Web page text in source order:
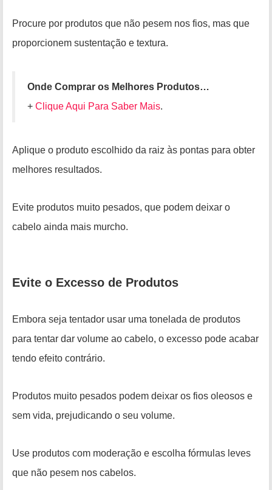
Procure por produtos que não pesem nos fios, mas que
proporcionem sustentação e textura.
Onde Comprar os Melhores Produtos…
+ Clique Aqui Para Saber Mais.
Aplique o produto escolhido da raiz às pontas para obter
melhores resultados.
Evite produtos muito pesados, que podem deixar o
cabelo ainda mais murcho.
Evite o Excesso de Produtos
Embora seja tentador usar uma tonelada de produtos
para tentar dar volume ao cabelo, o excesso pode acabar
tendo efeito contrário.
Produtos muito pesados podem deixar os fios oleosos e
sem vida, prejudicando o seu volume.
Use produtos com moderação e escolha fórmulas leves
que não pesem nos cabelos.